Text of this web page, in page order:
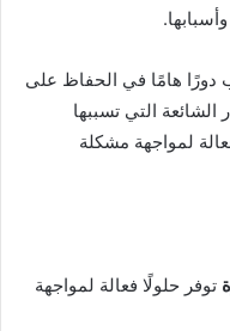
دورًا هامًا في الحفاظ على
التي تسببها
لمواجهة مشكلة
توفر حلولًا فعالة لمواجهة